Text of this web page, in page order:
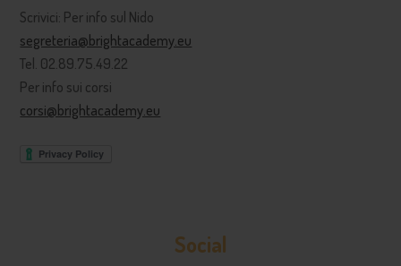
Scrivici: Per info sul Nido
segreteria@brightacademy.eu
Tel. 02.89.75.49.22
Per info sui corsi
corsi@brightacademy.eu
Social